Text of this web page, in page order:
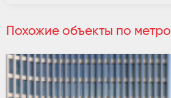
Похожие объекты по метро